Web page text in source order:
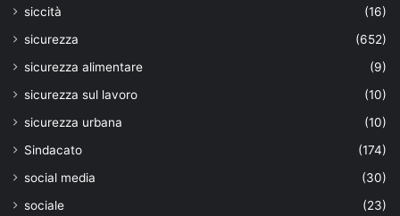
siccità
(16)
sicurezza
(652)
sicurezza alimentare
(9)
sicurezza sul lavoro
(10)
sicurezza urbana
(10)
Sindacato
(174)
social media
(30)
sociale
(23)